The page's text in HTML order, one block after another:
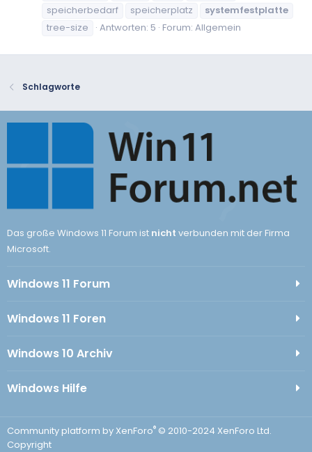
speicherbedarf
speicherplatz
systemfestplatte
tree-size
Antworten: 5 Forum: Allgemein
Schlagworte
Das große Windows 11 Forum ist nicht verbunden mit der Firma
Microsoft.
Windows 11 Forum
Windows 11 Foren
Windows 10 Archiv
Windows Hilfe
Community platform by XenForo® © 2010-2024 XenForo Ltd.
Copyright